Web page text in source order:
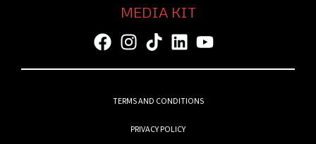
MEDIA KIT
TERMS AND CONDITIONS
PRIVACY POLICY